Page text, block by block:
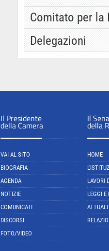
Comitato per la
Delegazioni
Il Presidente
della Camera
VAI AL SITO
BIOGRAFIA
AGENDA
NOTIZIE
COMUNICATI
DISCORSI
FOTO/VIDEO
Il
della
HOME
LAVORI
LEGGI E